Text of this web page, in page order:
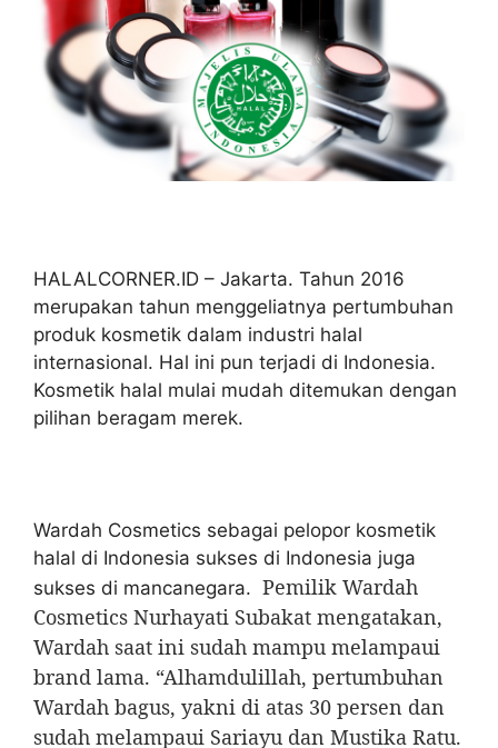
HALALCORNER.ID – Jakarta. Tahun 2016
merupakan tahun menggeliatnya pertumbuhan
produk kosmetik dalam industri halal
internasional. Hal ini pun terjadi di Indonesia.
Kosmetik halal mulai mudah ditemukan dengan
pilihan beragam merek.
Wardah Cosmetics sebagai pelopor kosmetik
halal di Indonesia sukses di Indonesia juga
sukses di mancanegara. Pemilik Wardah
Cosmetics Nurhayati Subakat mengatakan,
Wardah saat ini sudah mampu melampaui
brand lama. “Alhamdulillah, pertumbuhan
Wardah bagus, yakni di atas 30 persen dan
sudah melampaui Sariayu dan Mustika Ratu.